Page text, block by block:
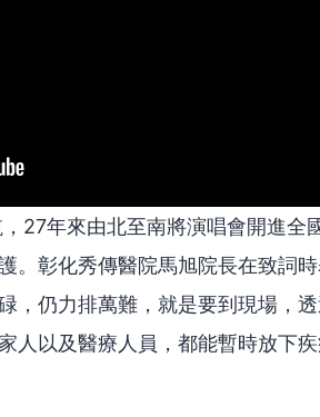
27年來由北至南將演唱會開進全
。彰化秀傳醫院馬旭院長在致詞
，仍力排萬難，就是要到現場，
人以及醫療人員，都能暫時放下